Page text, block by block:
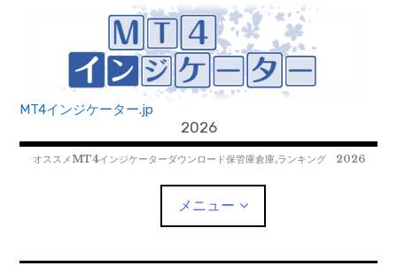
MT4インジケーター.jp
2026
オススメMT4インジケーターダウンロード保管庫倉庫,ランキング 2026
メニュー